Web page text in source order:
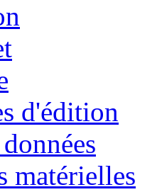
d'édition
matérielles